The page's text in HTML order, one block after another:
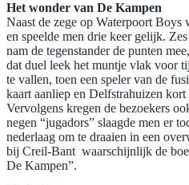
​Het wonder van De Kampen
Naast de zege op Waterpoort
en speelde men drie keer gelijk.
nam de tegenstander de punten
dat duel leek het muntje vlak voor
te vallen, toen een speler van de
kaart aanliep en Delfstrahuizen kort
Vervolgens kregen de bezoekers
negen “jugadors” slaagde men er
nederlaag om te draaien in een
bij Creil-Bant waarschijnlijk de
De Kampen”.